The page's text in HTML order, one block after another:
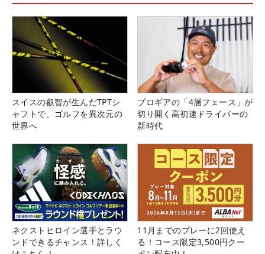
スイスの叡智が生んだTPTシ
ャフトで、ゴルフを異次元の
世界へ
プロギアの「4層フェース」が
切り開く高初速ドライバーの
新時代
ネクストヒロイン選手とラウ
ンドできるチャンス！詳しく
11月までのプレーに2回使え
る！コース限定3,500円クー